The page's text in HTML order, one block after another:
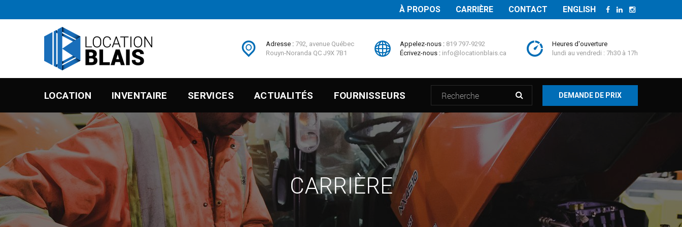
À PROPOS CARRIÈRE CONTACT ENGLISH
Adresse : 792, avenue Québec
Rouyn-Noranda QC J9X 7B1
Appelez-nous : 819 797-9292
Écrivez-nous : info@locationblais.ca
Heures d'ouverture
lundi au vendredi : 7h30 à 17h
LOCATION INVENTAIRE SERVICES ACTUALITÉS FOURNISSEURS DEMANDE DE PRIX
CARRIÈRE